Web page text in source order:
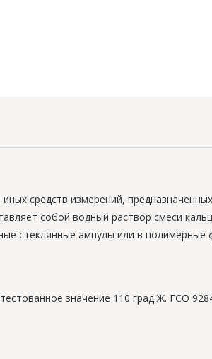
средств измерений,
собой водный раствор смеси
стеклянные ампулы или в полимерные
значение 110 град Ж. ГСО